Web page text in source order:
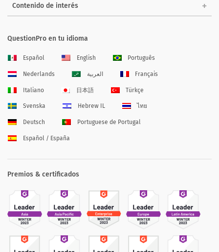
Contenido de interés
QuestionPro en tu idioma
Español English Português
Nederlands العربية Français
Italiano 日本語 Türkçe
Svenska Hebrew IL ไทย
Deutsch Portuguese de Portugal
Español / España
Premios & certificados